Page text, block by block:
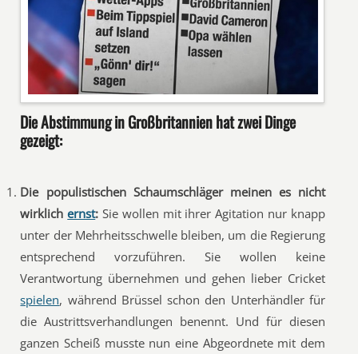
Die Abstimmung in Großbritannien hat zwei Dinge
gezeigt:
Die populistischen Schaumschläger meinen es nicht
wirklichernst: Sie wollen mit ihrer Agitation nur knapp
unter der Mehrheitsschwelle bleiben, um die Regierung
entsprechend vorzuführen. Sie wollen keine
Verantwortung übernehmen und gehen lieber Cricket
spielen, während Brüssel schon den Unterhändler für
die Austrittsverhandlungen benennt. Und für diesen
ganzen Scheiß musste nun eine Abgeordnete mit dem